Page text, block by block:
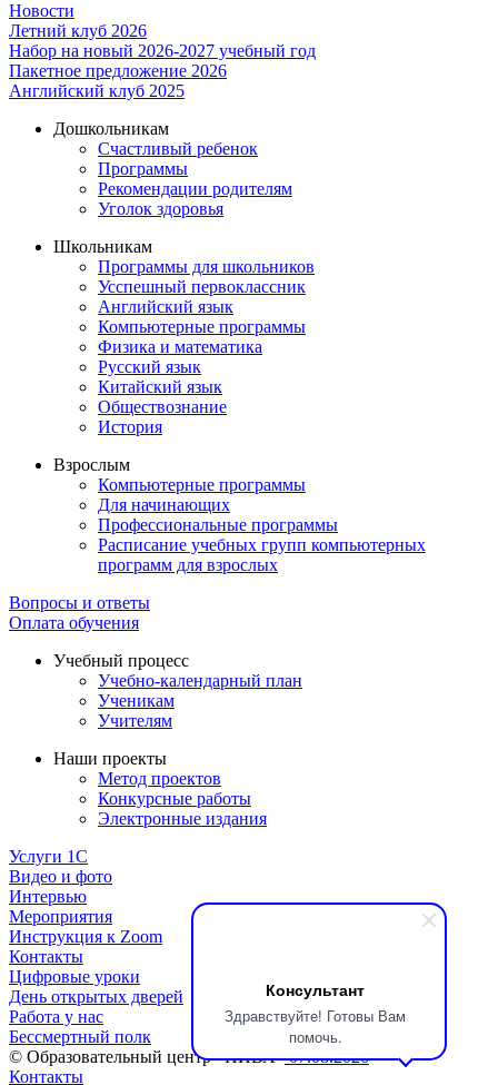
Консультант
Здравствуйте! Готовы Вам
помочь.
Новости
Летний клуб 2026
Набор на новый 2026-2027 учебный год
Пакетное предложение 2026
Английский клуб 2025
Дошкольникам
Счастливый ребенок
Программы
Рекомендации родителям
Уголок здоровья
Школьникам
Программы для школьников
Усспешный первоклассник
Английский язык
Компьютерные программы
Физика и математика
Русский язык
Китайский язык
Обществознание
История
Взрослым
Компьютерные программы
Для начинающих
Профессиональные программы
Расписание учебных групп компьютерных
программ для взрослых
Вопросы и ответы
Оплата обучения
Учебный процесс
Учебно-календарный план
Ученикам
Учителям
Наши проекты
Метод проектов
Конкурсные работы
Электронные издания
Услуги 1C
Видео и фото
Интервью
Мероприятия
Инструкция к Zoom
Контакты
Цифровые уроки
День открытых дверей
Работа у нас
Бессмертный полк
© Образовательный центр «НИВА»07.08.2026
Контакты